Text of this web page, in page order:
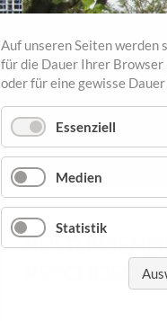
Auf unseren Seiten werden
für die Dauer Ihrer Browser
oder für eine gewisse
Essenziell
Medien
Statistik